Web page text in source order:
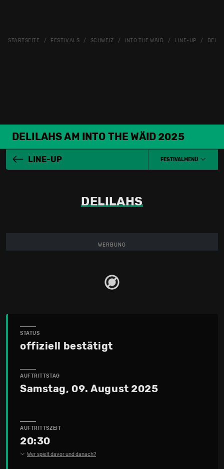
STARTSEITE FESTIVALS SCHWEIZ INTO THE WÄID LINE-UP
DELILAHS AM INTO THE WÄID 2025
LINE-UP FESTIVALMENÜ
DELILAHS
WERBUNG
STATUS
offiziell bestätigt
AUFTRITTSTAG
Samstag, 09. August 2025
AUFTRITTSZEIT
20:30
Wer spielt davor und danach?